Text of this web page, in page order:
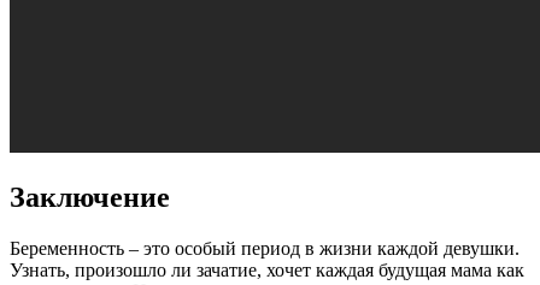
Заключение
Беременность – это особый период в жизни каждой девушки.
Узнать, произошло ли зачатие, хочет каждая будущая мама как